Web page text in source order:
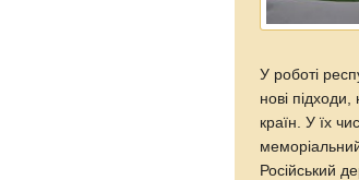
У роботі
нові підходи,
країн. У їх
Російський